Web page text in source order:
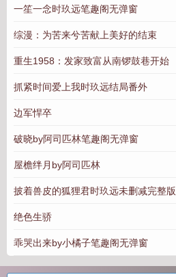
一笙一念时玖远笔趣阁无弹窗
综漫：为苦来兮苦献上美好的结束
重生1958：发家致富从南锣鼓巷开始
抓紧时间爱上我时玖远结局番外
边军悍卒
破晓by阿司匹林笔趣阁无弹窗
屋檐绊月by阿司匹林
披着兽皮的狐狸君时玖远未删减完整版
绝色生骄
乖哭出来by小橘子笔趣阁无弹窗